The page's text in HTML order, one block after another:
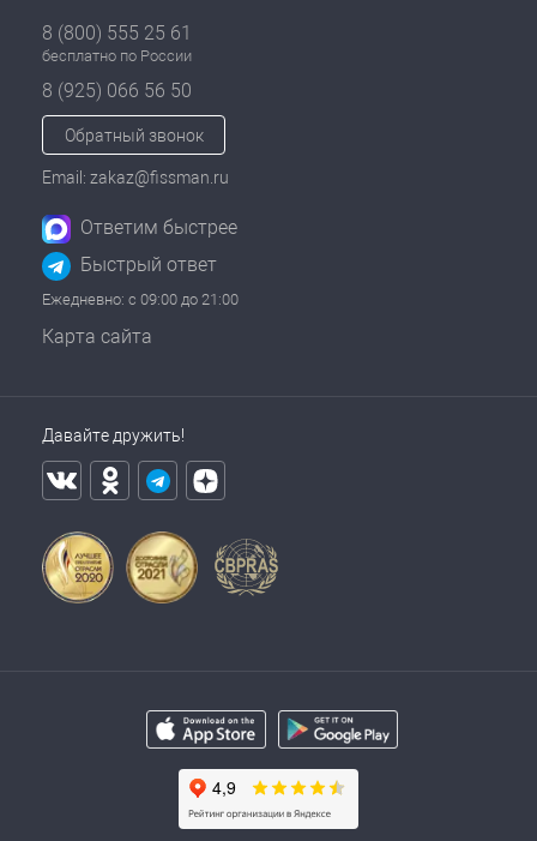
8 (800) 555 25 61
бесплатно по России
8 (925) 066 56 50
Обратный звонок
Email: zakaz@fissman.ru
Ответим быстрее
Быстрый ответ
Ежедневно: с 09:00 до 21:00
Карта сайта
Давайте дружить!